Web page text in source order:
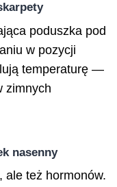
poduszka pod
w pozycji
temperaturę —
zimnych
nasenny
ale też hormonów.